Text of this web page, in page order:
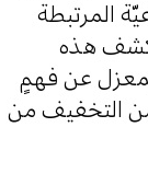
المرتبطة
تكشف هذه
بمعزل عن فهمٍ
من التخفيف من